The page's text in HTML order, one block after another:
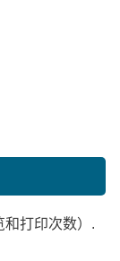
和打印次数）.